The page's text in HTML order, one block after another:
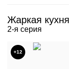
Жаркая
2-я серия
+12